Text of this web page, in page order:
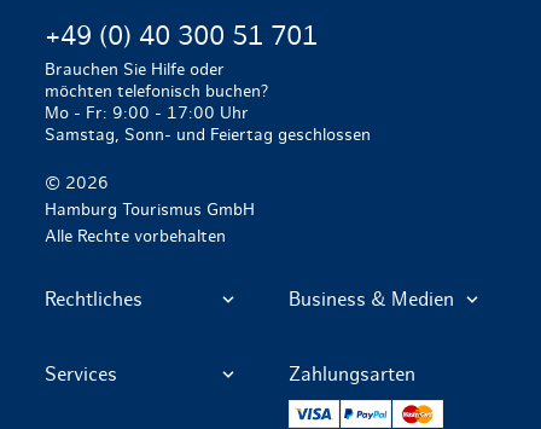
+49 (0) 40 300 51 701
Brauchen Sie Hilfe oder
möchten telefonisch buchen?
Mo - Fr: 9:00 - 17:00 Uhr
Samstag, Sonn- und Feiertag geschlossen
© 2026
Hamburg Tourismus GmbH
Alle Rechte vorbehalten
Rechtliches Business & Medien
Services Zahlungsarten
VISA PayPal